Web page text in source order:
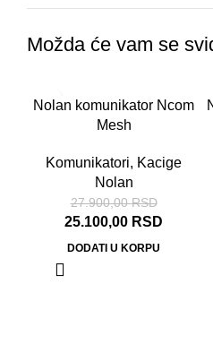
Možda će vam se
-10%
Nolan komunikator Ncom
Mesh
Komunikatori, Kacige
Nolan
27.900,00RSD
25.100,00 RSD
DODATI U KORPU